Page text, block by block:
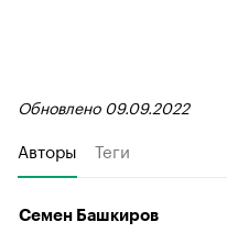
Обновлено 09.09.2022
Авторы Теги
Семен Башкиров